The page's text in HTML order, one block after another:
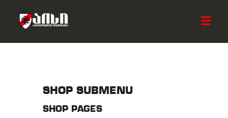
ᲡᲘᲐᲮᲚᲔᲔᲑᲘ
ᲐᲥᲢᲘᲕᲝᲑᲔᲑᲘ
SHOP SUBMENU
SHOP PAGES